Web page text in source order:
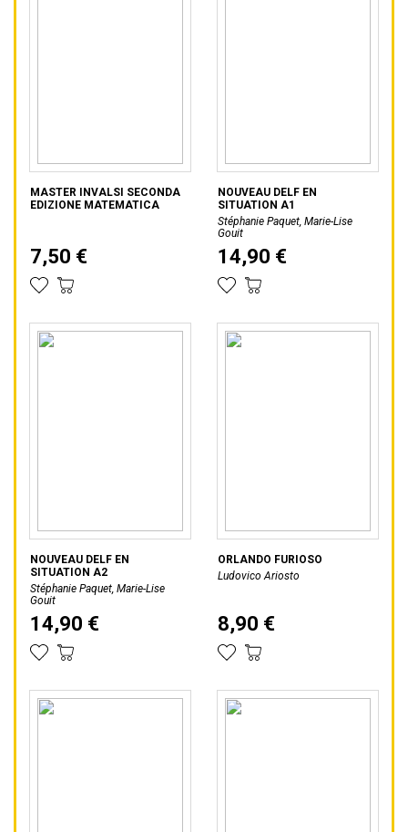
MASTER INVALSI SECONDA
EDIZIONE MATEMATICA
7,50 €
NOUVEAU DELF EN
SITUATION A1
Stéphanie Paquet, Marie-Lise
Gouit
14,90 €
NOUVEAU DELF EN
SITUATION A2
Stéphanie Paquet, Marie-Lise
Gouit
14,90 €
ORLANDO FURIOSO
Ludovico Ariosto
8,90 €